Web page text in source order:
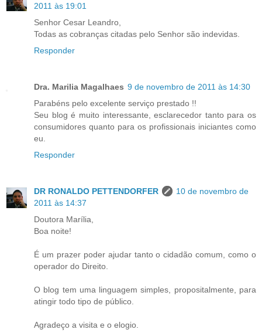
2011 às 19:01
Senhor Cesar Leandro,
Todas as cobranças citadas pelo Senhor são indevidas.
Responder
Dra. Marilia Magalhaes 9 de novembro de 2011 às 14:30
Parabéns pelo excelente serviço prestado !!
Seu blog é muito interessante, esclarecedor tanto para os
consumidores quanto para os profissionais iniciantes como
eu.
Responder
DR RONALDO PETTENDORFER
10 de novembro de
2011 às 14:37
Doutora Marília,
Boa noite!
É um prazer poder ajudar tanto o cidadão comum, como o
operador do Direito.
O blog tem uma linguagem simples, propositalmente, para
atingir todo tipo de público.
Agradeço a visita e o elogio.